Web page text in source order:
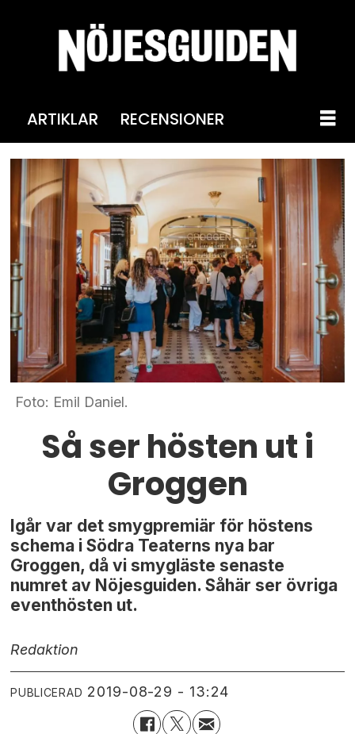
ARTIKLAR RECENSIONER
Foto: Emil Daniel.
Så ser hösten ut i
Groggen
Igår var det smygpremiär för höstens
schema i Södra Teaterns nya bar
Groggen, då vi smygläste senaste
numret av Nöjesguiden. Såhär ser övriga
eventhösten ut.
Redaktion
PUBLICERAD 2019-08-29 - 13:24